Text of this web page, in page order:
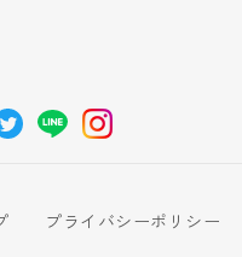
プライバシーポリシー